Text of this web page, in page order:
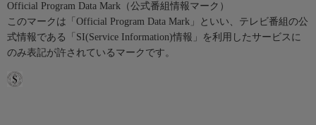
Official Program Data Mark（公式番組情報マーク）
このマークは「Official Program Data Mark」といい、テレビ番組の公
式情報である「SI(Service Information)情報」を利用したサービスに
のみ表記が許されているマークです。